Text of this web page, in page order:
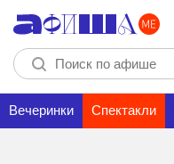
Вечеринки Спектакли